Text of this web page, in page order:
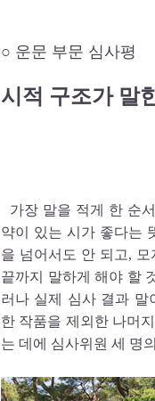
○ 운문 부문 심사평
시적 구조가 말
가장 말을 적게 한 순
약이 있는 시가 좋다는
을 넘어서도 안 되고,
끝까지 말하게 해야 할
러나 실제 심사 결과 말
한 작품을 제외한 나머
는 데에 심사위원 세 명